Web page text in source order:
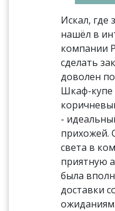
Искал, где
нашёл в
компании
сделать
доволен
Шкаф-купе
-
прихожей.
света в
приятную
была
доставки